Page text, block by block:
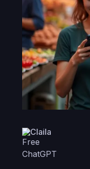
Claila